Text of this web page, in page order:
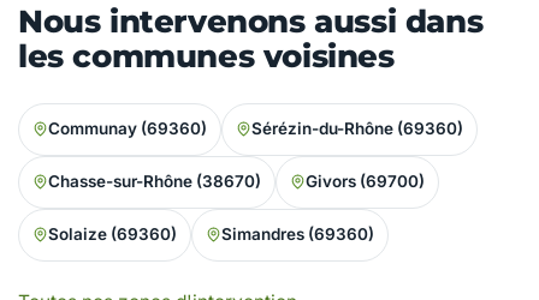
Nous intervenons aussi dans
les communes voisines
Communay (69360) Sérézin-du-Rhône (69360)
Chasse-sur-Rhône (38670) Givors (69700)
Solaize (69360) Simandres (69360)